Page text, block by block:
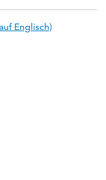
Englisch)